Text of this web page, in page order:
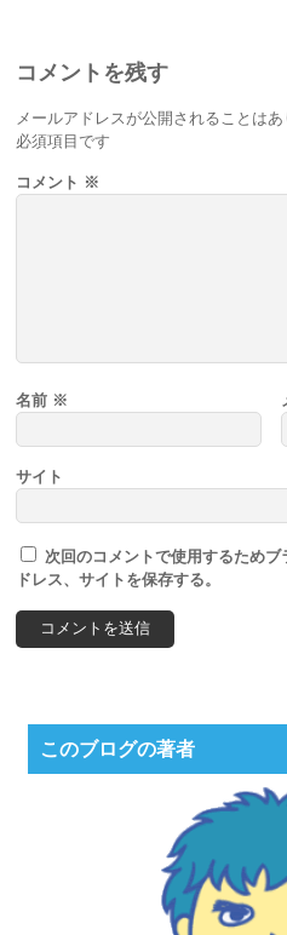
コメントを残す
メールアドレスが公開されることはあ
必須項目です
コメント ※
名前 ※
サイト
次回のコメントで使用するため
ドレス、サイトを保存する。
このブログの著者